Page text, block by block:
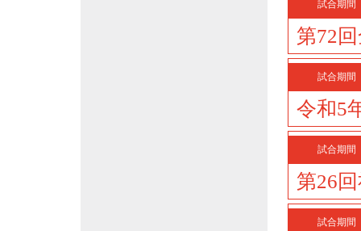
試合期間
第72
試合期間
令和5
試合期間
第26
試合期間